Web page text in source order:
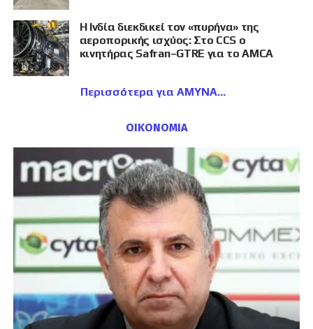
Η Ινδία διεκδικεί τον «πυρήνα» της
αεροπορικής ισχύος: Στο CCS ο
κινητήρας Safran–GTRE για το AMCA
Περισσότερα για ΑΜΥΝΑ
ΟΙΚΟΝΟΜΙΑ